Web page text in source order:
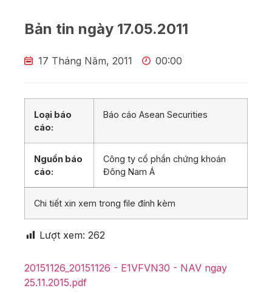
Bản tin ngày 17.05.2011
17 Tháng Năm, 2011 00:00
Loại báo
cáo:
Báo cáo Asean Securities
Nguồn báo
cáo:
Công ty cổ phần chứng khoán
Đông Nam Á
Chi tiết xin xem trong file đính kèm
Lượt xem: 262
20151126_20151126 - E1VFVN30 - NAV ngay
25.11.2015.pdf